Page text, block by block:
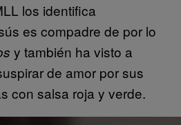
los identifica
es compadre de por lo
y también ha visto a
de amor por sus
con salsa roja y verde.